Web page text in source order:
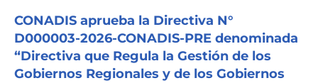
CONADIS aprueba la Directiva N°
D000003-2026-CONADIS-PRE denominada
“Directiva que Regula la Gestión de los
Gobiernos Regionales y de los Gobiernos